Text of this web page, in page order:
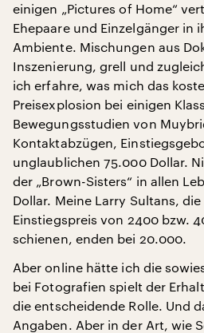
einigen „Pictures of Home“
Ehepaare und Einzelgänger in
Ambiente. Mischungen aus
Inszenierung, grell und
ich erfahre, was mich das
Preisexplosion bei einigen
Bewegungsstudien von
Kontaktabzügen,
unglaublichen 75.000 Dollar.
der „Brown-Sisters“ in allen
Dollar. Meine Larry Sultans,
Einstiegspreis von 2400 bzw.
schienen, enden bei 20.000.
Aber online hätte ich die
bei Fotografien spielt der
die entscheidende Rolle. Und
Angaben. Aber in der Art, wie